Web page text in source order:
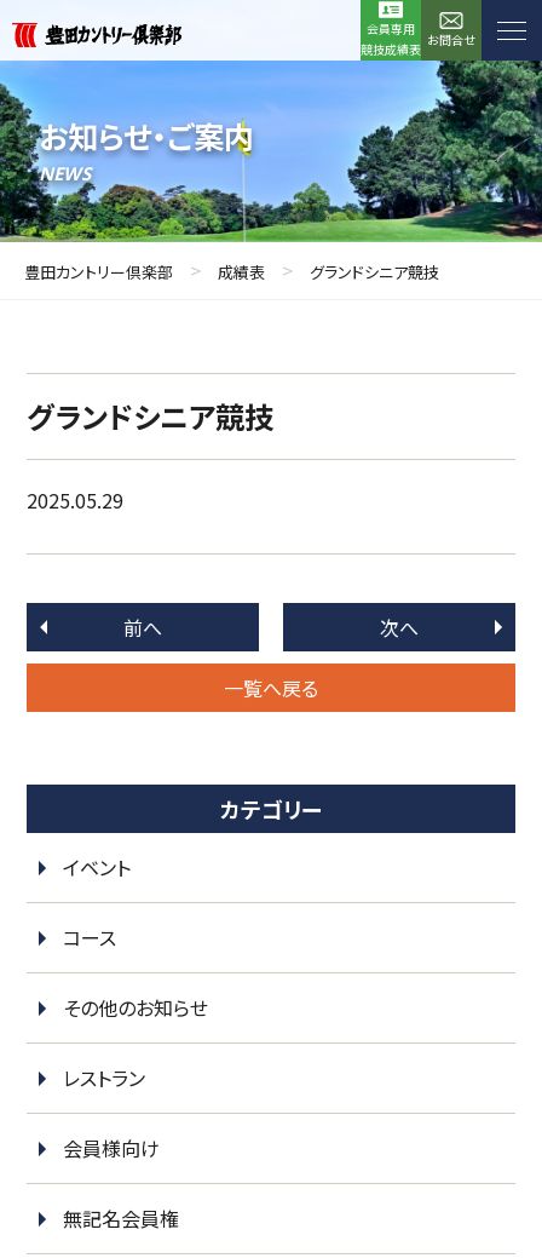
会員専用
競技成績表
お問合せ
お知らせ・ご案内
NEWS
豊田カントリー倶楽部 > 成績表 > グランドシニア競技
グランドシニア競技
2025.05.29
前へ
一覧へ戻る
次へ
カテゴリー
イベント
コース
その他のお知らせ
レストラン
会員様向け
無記名会員権